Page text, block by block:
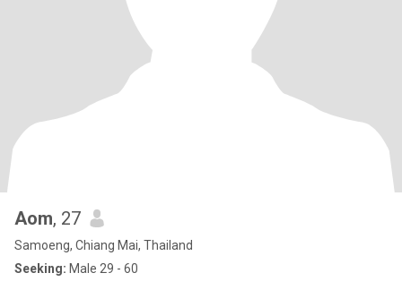
Aom, 27
Samoeng, Chiang Mai, Thailand
Seeking: Male 29 - 60